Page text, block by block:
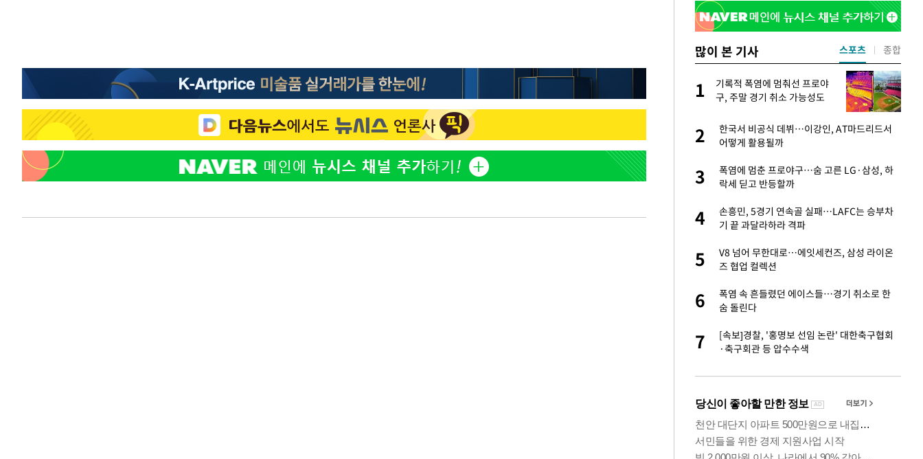
-28101초 전 >
[속보]종합특검, 대검 추가 압수수색…내란 중요임무종사 혐의
-24196초 전 >[속보]코스닥, 800p 회복…0.26% 오른 801.67 마감
-24126초 전 >
[속보]코스피, 301.88포인트(4.58%) 내린 6296.38 마감
-23991초 전 >[속보]원·달러 환율, 0.7원 내린 1423.8원 마감
-21590초 전 >
"여기 떨어졌다"…다누리, 스페이스X 로켓 달 충돌 흔적 포착
-18635초 전 >
손흥민, 5경기 연속골 실패…LAFC는 승부차기 끝 과달라하라 격파
-10873초 전 >트럼프, 한국계 진보 주지사 후보 맹공…"공산주의가 최대 위협"
많이 본 기사
황기순 "원정 도박으로 전 재
산 잃고 필리핀 도피"
2
었는데…"
3
정부, 전 산업에 'AI 옷' 입힌다…AI 로봇 연
1000대 보급 추진
4
1
기록적 폭염에 멈춰선 프로야
구, 주말 경기 취소 가능성도
2
한국서 비공식 데뷔…이강인, AT마드리드서
어떻게 활용될까
3
폭염에 멈춘 프로야구…숨 고른 LG·삼성, 하
락세 딛고 반등할까
4
손흥민, 5경기 연속골 실패…LAFC는 승부차
기 끝 과달라하라 격파
5
V8 넘어 무한대로…에잇세컨즈, 삼성 라이온
즈 협업 컬렉션
6
폭염 속 흔들렸던 에이스들…경기 취소로 한
숨 돌린다
7
[속보]경찰, '홍명보 선임 논란' 대한축구협회
·축구회관 등 압수수색
스포츠 종합